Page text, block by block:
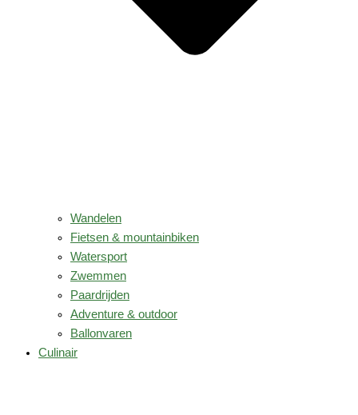
Wandelen
Fietsen & mountainbiken
Watersport
Zwemmen
Paardrijden
Adventure & outdoor
Ballonvaren
Culinair